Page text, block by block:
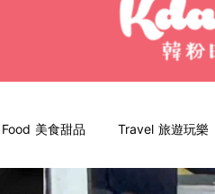
Food 美食甜品 Travel 旅遊玩樂